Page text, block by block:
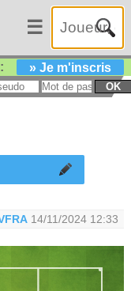
☰
» Je m'inscris
OK
14/11/2024 12:33